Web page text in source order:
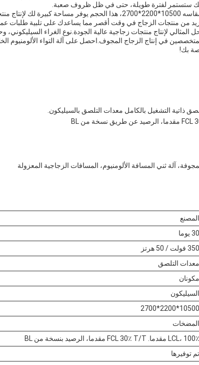
ستستمر لفترة طويلة، حتى في ظل ظروف صعبة.
حجم الجهاز مثير للإعجاب أيضاً، حيث يبلغ مقاسه 10500*2200*2700، هذا الحجم
من منتجات الزجاج في وقت أقصر مما يساعدك على تلبية طلبات
المثالي لإنتاج منتجات زجاجية عالية الجودة.نوع الغراء السيليكوني،
في إنتاج الزجاج المجوف.احصل على آلة التواء الألومنيوم
بك!
ذاتية التشغيل بالكامل معدات التلصق بالسيليكون.
آلة ثني المسافة الألومنيوم، المسافات الزجاجية المعزولة
المصنع
30 يوما
350 فولت / 50 هرتز
معدات التلصق
مكونان
السيليكون
10500*2200*2700
المضخات
LCL، 100٪ مقدما. FCL 30٪ T/T مقدما، الرصيد بنسخة من BL
تم توفيرها